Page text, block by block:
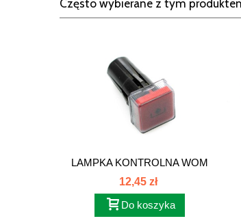
LAMPKA KONTROLNA WOM
CZERWONA...
12,45 zł
Do koszyka